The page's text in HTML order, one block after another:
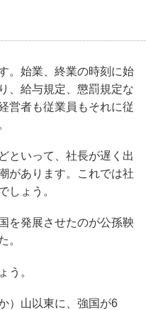
。始業、終業の時刻に始
、給与規定、懲罰規定な
営者も従業員もそれに従
といって、社長が遅く出
があります。これでは社
しょう。
を発展させたのが公孫鞅
。
う。
）山以東に、強国が6